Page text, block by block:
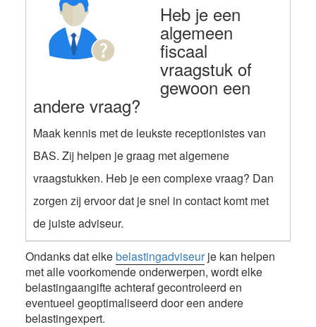
Heb je een
algemeen
fiscaal
vraagstuk of
gewoon een
andere vraag?
Maak kennis met de leukste receptionistes van
BAS. Zij helpen je graag met algemene
vraagstukken. Heb je een complexe vraag? Dan
zorgen zij ervoor dat je snel in contact komt met
de juiste adviseur.
Ondanks dat elkebelastingadviseurje kan helpen
met alle voorkomende onderwerpen, wordt elke
belastingaangifte achteraf gecontroleerd en
eventueel geoptimaliseerd door een andere
belastingexpert.